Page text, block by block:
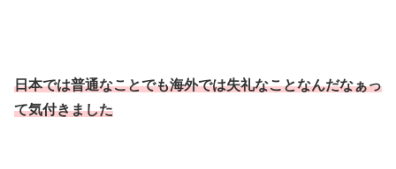
日本では普通なことでも海外では失礼なことなんだなぁっ
て気付きました